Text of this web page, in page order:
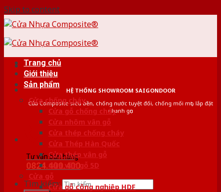
Skip to content
HỆ THỐNG SHOWROOM SAIGONDOOR
Cửa Composite siêu bền, chống nước tuyệt đối, chống mối mọt, lắp đặt
nhanh gọn
Tư vấn bán hàng
0824.400.400
Tìm kiếm:
Trang chủ
Giới thiệu
Sản phẩm
Cửa chống cháy
Cửa gỗ chống cháy
Cửa nhôm vân gỗ
Cửa thép chống cháy
Cửa Thép Hàn Quốc
Cửa thép vân gỗ
Cửa vân gỗ 5D
Cửa gỗ
Cửa gỗ công nghiệp HDF